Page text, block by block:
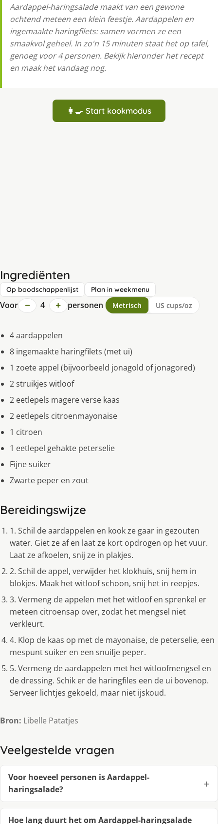
Aardappel-haringsalade maakt van een gewone
ochtend meteen een klein feestje. Aardappelen en
ingemaakte haringfilets: samen vormen ze een
smaakvol geheel. In zo'n 15 minuten staat het op tafel,
genoeg voor 4 personen. Bekijk hieronder het recept
en maak het vandaag nog.
👩‍🍳 Start kookmodus
Ingrediënten
Op boodschappenlijst Plan in weekmenu
Voor − 4 + personen Metrisch US cups/oz
4 aardappelen
8 ingemaakte haringfilets (met ui)
1 zoete appel (bijvoorbeeld jonagold of jonagored)
2 struikjes witloof
2 eetlepels magere verse kaas
2 eetlepels citroenmayonaise
1 citroen
1 eetlepel gehakte peterselie
Fijne suiker
Zwarte peper en zout
Bereidingswijze
1. Schil de aardappelen en kook ze gaar in gezouten
water. Giet ze af en laat ze kort opdrogen op het vuur.
Laat ze afkoelen, snij ze in plakjes.
2. Schil de appel, verwijder het klokhuis, snij hem in
blokjes. Maak het witloof schoon, snij het in reepjes.
3. Vermeng de appelen met het witloof en sprenkel er
meteen citroensap over, zodat het mengsel niet
verkleurt.
4. Klop de kaas op met de mayonaise, de peterselie, een
mespunt suiker en een snuifje peper.
5. Vermeng de aardappelen met het witloofmengsel en
de dressing. Schik er de haringfiles een de ui bovenop.
Serveer lichtjes gekoeld, maar niet ijskoud.
Bron: Libelle Patatjes
Veelgestelde vragen
Voor hoeveel personen is Aardappel-
haringsalade?
Hoe lang duurt het om Aardappel-haringsalade